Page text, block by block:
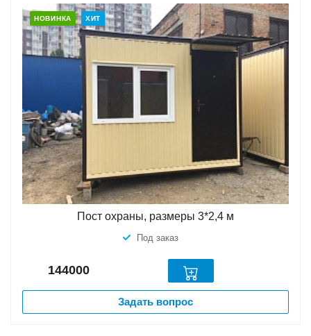
НОВИНКА ХИТ
Пост охраны, размеры 3*2,4 м
Под заказ
144000
Задать вопрос